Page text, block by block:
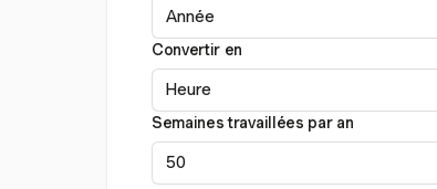
Convertir en
Semaines travaillées par an